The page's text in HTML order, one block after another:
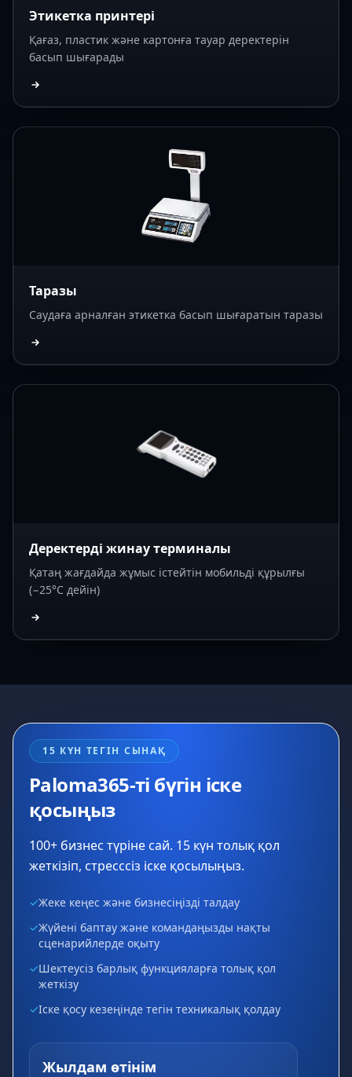
Этикетка принтері
Қағаз, пластик және картонға тауар деректерін
басып шығарады
Таразы
Саудаға арналған этикетка басып шығаратын таразы
Деректерді жинау терминалы
Қатаң жағдайда жұмыс істейтін мобильді құрылғы
(−25°C дейін)
15 КҮН ТЕГІН СЫНАҚ
Paloma365-ті бүгін іске
қосыңыз
100+ бизнес түріне сай. 15 күн толық қол
жеткізіп, стресссіз іске қосылыңыз.
✓Жеке кеңес және бизнесіңізді талдау
✓Жүйені баптау және командаңызды нақты
сценарийлерде оқыту
✓Шектеусіз барлық функцияларға толық қол
жеткізу
✓Іске қосу кезеңінде тегін техникалық қолдау
Жылдам өтінім